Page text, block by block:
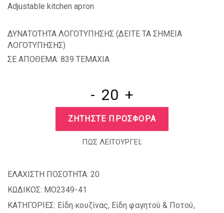
Adjustable kitchen apron
ΔΥΝΑΤΟΤΗΤΑ ΛΟΓΟΤΥΠΗΣΗΣ (ΔΕΙΤΕ ΤΑ ΣΗΜΕΙΑ
ΛΟΓΟΤΥΠΗΣΗΣ)
ΣΕ ΑΠΟΘΕΜΑ: 839 TEMAXIA
- +
ΖΗΤΗΣΤΕ ΠΡΟΣΦΟΡΑ
ΠΩΣ ΛΕΙΤΟΥΡΓΕΙ;
ΕΛΑΧΙΣΤΗ ΠΟΣΟΤΗΤΑ: 20
ΚΩΔΙΚΟΣ: MO2349-41
ΚΑΤΗΓΟΡΙΕΣ: Είδη κουζίνας, Είδη φαγητού & Ποτού,